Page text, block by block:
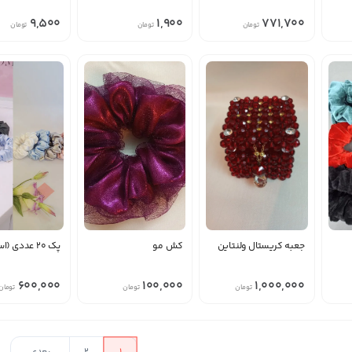
771,700 تومان 1,900 تومان 9,500 تومان
جعبه کریستال ولنتاین
1,000,000 تومان
کش مو
100,000 تومان
پک ۲۰ عددی (اسکرانچی)
600,000